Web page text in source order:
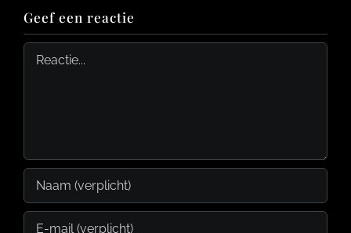
Geef een reactie
Reactie